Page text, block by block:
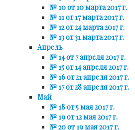
№ 10 от 10 марта 2017 г.
№ 11 от 17 марта 2017 г.
№ 12 от 24 марта 2017 г.
№ 13 от 31 марта 2017 г.
Апрель
№ 14 от 7 апреля 2017 г.
№ 15 от 14 апреля 2017 г.
№ 16 от 21 апреля 2017 г.
№ 17 от 28 апреля 2017 г.
Май
№ 18 от 5 мая 2017 г.
№ 19 от 12 мая 2017 г.
№ 20 от 19 мая 2017 г.